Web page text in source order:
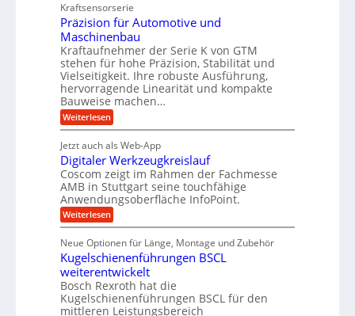
h
i
n
d
e
t
r
i
e
b
e
f
ü
r
r
a
e
U
m
g
e
n
d
A
u
f
t
r
a
s
i
n
g
a
n
g
l
o
s
e
,
w
e
n
i
g
e
r
S
t
e
l
e
n
h
n
s
t
a
n
g
e
n
g
e
t
r
i
e
b
e
f
ü
r
r
ä
z
i
s
e
H
Kraftsensorserie
Präzision für Automotive und
Maschinenbau
Kraftaufnehmer der Serie K von GTM
stehen für hohe Präzision, Stabilität und
Vielseitigkeit. Ihre robuste Ausführung,
hervorragende Linearität und kompakte
Bauweise machen…
Weiterlesen:
P
ä
z
i
s
i
o
n
f
r
A
u
t
o
m
Jetzt auch als Web-App
Digitaler Werkzeugkreislauf
Coscom zeigt im Rahmen der Fachmesse
AMB in Stuttgart seine touchfähige
Anwendungsoberfläche InfoPoint.
Weiterlesen:
D
g
i
t
a
l
e
r
Neue Optionen für Länge, Montage und Zubehör
Kugelschienenführungen BSCL
weiterentwickelt
Bosch Rexroth hat die
Kugelschienenführungen BSCL für den
mittleren Leistungsbereich